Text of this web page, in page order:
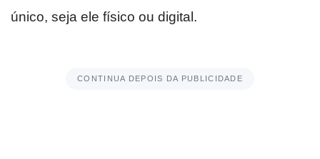
único, seja ele físico ou digital.
CONTINUA DEPOIS DA PUBLICIDADE